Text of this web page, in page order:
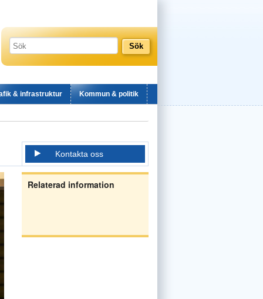
& infrastruktur Kommun & politik
Kontakta oss
Relaterad information